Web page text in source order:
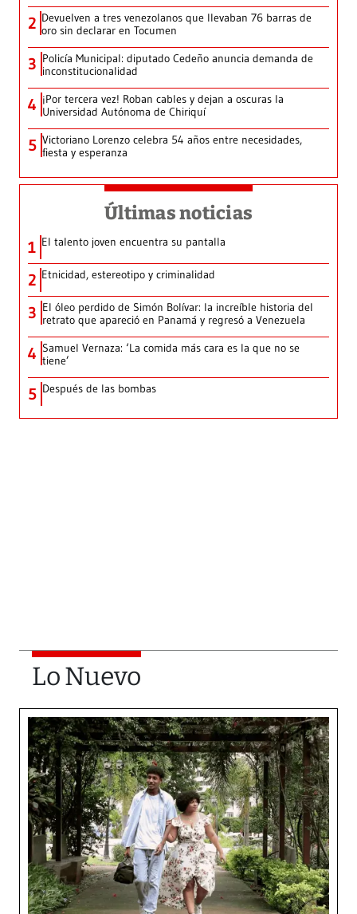
2 Devuelven a tres venezolanos que llevaban 76 barras de
oro sin declarar en Tocumen
3 Policía Municipal: diputado Cedeño anuncia demanda de
inconstitucionalidad
4 ¡Por tercera vez! Roban cables y dejan a oscuras la
Universidad Autónoma de Chiriquí
5 Victoriano Lorenzo celebra 54 años entre necesidades,
fiesta y esperanza
Últimas noticias
1 El talento joven encuentra su pantalla​
2 Etnicidad, estereotipo y criminalidad
3 El óleo perdido de Simón Bolívar: la increíble historia del
retrato que apareció en Panamá y regresó a Venezuela
4 Samuel Vernaza: ‘La comida más cara es la que no se
tiene’
5 Después de las bombas
Lo Nuevo